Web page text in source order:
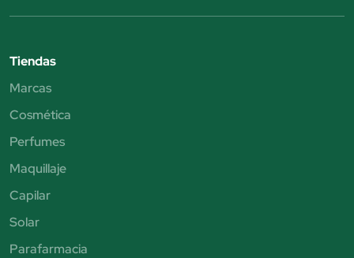
Tiendas
Marcas
Cosmética
Perfumes
Maquillaje
Capilar
Solar
Parafarmacia